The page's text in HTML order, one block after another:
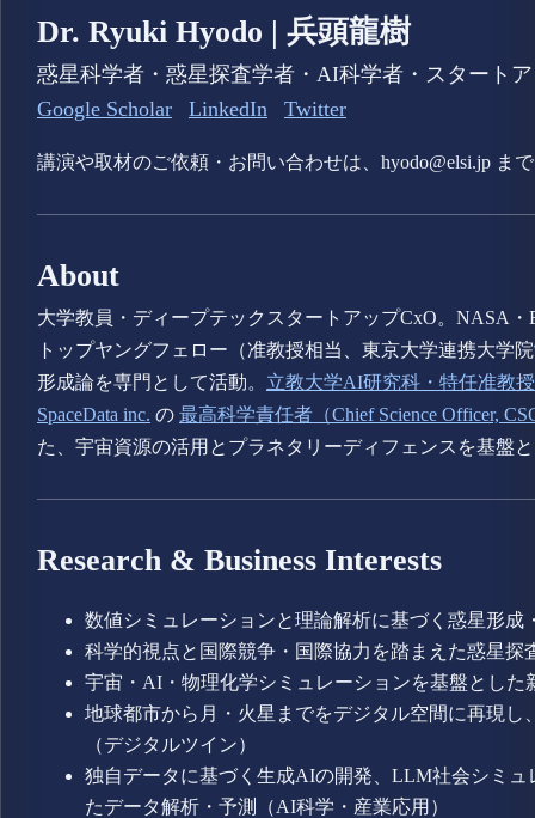
Dr. Ryuki Hyodo | 兵頭龍樹
惑星科学者・惑星探査学者・AI科学者・スタート
Google Scholar
LinkedIn Twitter
講演や取材のご依頼・お問い合わせは、hyodo@elsi.jp ま
About
大学教員・ディープテックスタートアップCxO。NASA
トップヤングフェロー（准教授相当、東京大学連携大学
形成論を専門として活動。 立教大学AI研究科・特任准教授
SpaceData inc. の 最高科学責任者（Chief Science Officer,
た、宇宙資源の活用とプラネタリーディフェンスを基盤
Research & Business Interests
数値シミュレーションと理論解析に基づく惑星形
科学的視点と国際競争・国際協力を踏まえた惑星
宇宙・AI・物理化学シミュレーションを基盤とし
地球都市から月・火星までをデジタル空間に再現
（デジタルツイン）
独自データに基づく生成AIの開発、LLM社会シミ
たデータ解析・予測（AI科学・産業応用）